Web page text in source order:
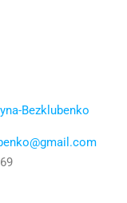
Bezklubenko